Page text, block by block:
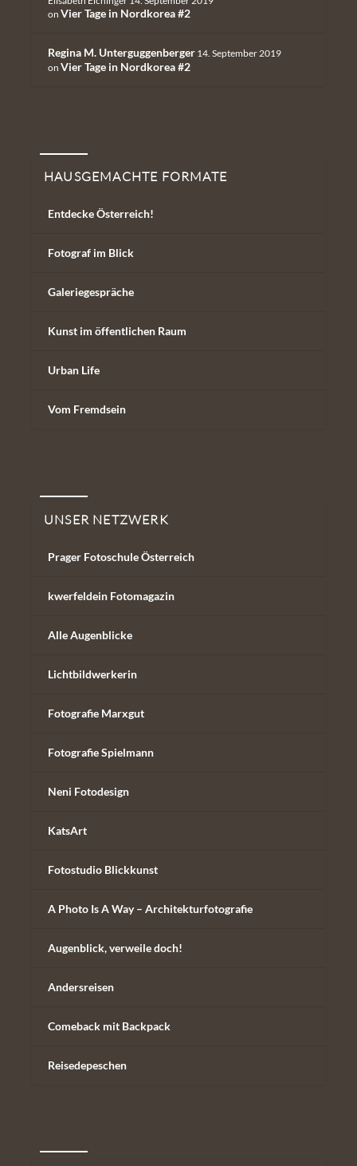
on Vier Tage in Nordkorea #2
Regina M. Unterguggenberger 14. September 2019
on Vier Tage in Nordkorea #2
Hausgemachte Formate
HAUSGEMACHTE FORMATE
Entdecke Österreich!
Fotograf im Blick
Galeriegespräche
Kunst im öffentlichen Raum
Urban Life
Vom Fremdsein
Unser Netzwerk
UNSER NETZWERK
Prager Fotoschule Österreich
kwerfeldein Fotomagazin
Alle Augenblicke
Lichtbildwerkerin
Fotografie Marxgut
Fotografie Spielmann
Neni Fotodesign
KatsArt
Fotostudio Blickkunst
A Photo Is A Way – Architekturfotografie
Augenblick, verweile doch!
Andersreisen
Comeback mit Backpack
Reisedepeschen